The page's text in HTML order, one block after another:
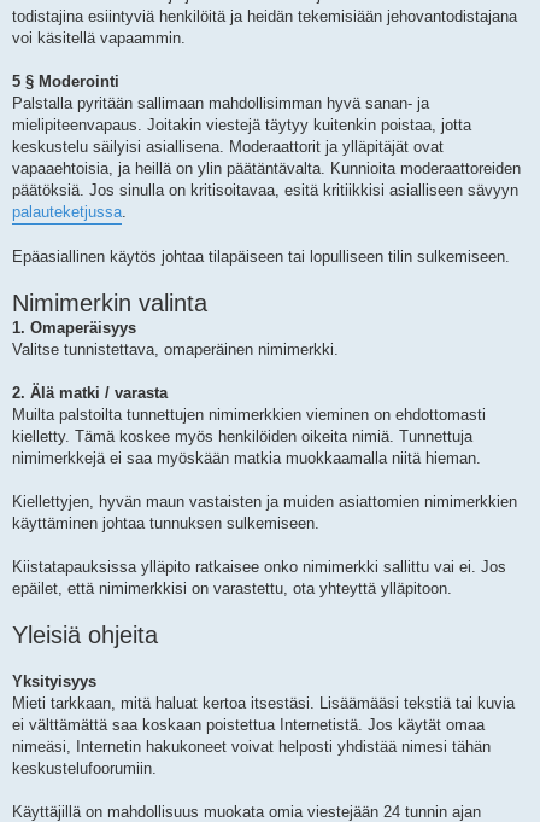
todistajina esiintyviä henkilöitä ja heidän tekemisiään jehovantodistajana
voi käsitellä vapaammin.
5 § Moderointi
Palstalla pyritään sallimaan mahdollisimman hyvä sanan- ja
mielipiteenvapaus. Joitakin viestejä täytyy kuitenkin poistaa, jotta
keskustelu säilyisi asiallisena. Moderaattorit ja ylläpitäjät ovat
vapaaehtoisia, ja heillä on ylin päätäntävalta. Kunnioita moderaattoreiden
päätöksiä. Jos sinulla on kritisoitavaa, esitä kritiikkisi asialliseen sävyyn
palauteketjussa
Epäasiallinen käytös johtaa tilapäiseen tai lopulliseen tilin sulkemiseen.
Nimimerkin valinta
1. Omaperäisyys
Valitse tunnistettava, omaperäinen nimimerkki.
2. Älä matki / varasta
Muilta palstoilta tunnettujen nimimerkkien vieminen on ehdottomasti
kielletty. Tämä koskee myös henkilöiden oikeita nimiä. Tunnettuja
nimimerkkejä ei saa myöskään matkia muokkaamalla niitä hieman.
Kiellettyjen, hyvän maun vastaisten ja muiden asiattomien nimimerkkien
käyttäminen johtaa tunnuksen sulkemiseen.
Kiistatapauksissa ylläpito ratkaisee onko nimimerkki sallittu vai ei. Jos
epäilet, että nimimerkkisi on varastettu, ota yhteyttä ylläpitoon.
Yleisiä ohjeita
Yksityisyys
Mieti tarkkaan, mitä haluat kertoa itsestäsi. Lisäämääsi tekstiä tai kuvia
ei välttämättä saa koskaan poistettua Internetistä. Jos käytät omaa
nimeäsi, Internetin hakukoneet voivat helposti yhdistää nimesi tähän
keskustelufoorumiin.
Käyttäjillä on mahdollisuus muokata omia viestejään 24 tunnin ajan